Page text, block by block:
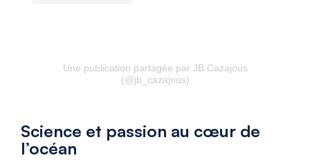
Une publication partagée par JB Cazajous
(@jb_cazajous)
Science et passion au cœur de
l’océan